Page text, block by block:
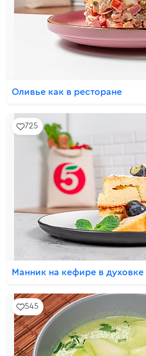
Оливье как в ресторане
725
Манник на кефире в духовке
545